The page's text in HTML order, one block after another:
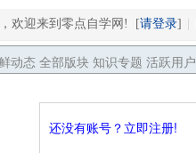
欢迎来到零点自学网! [请登录]
动态 全部版块 知识专题 活跃用户
还没有账号？立即注册!